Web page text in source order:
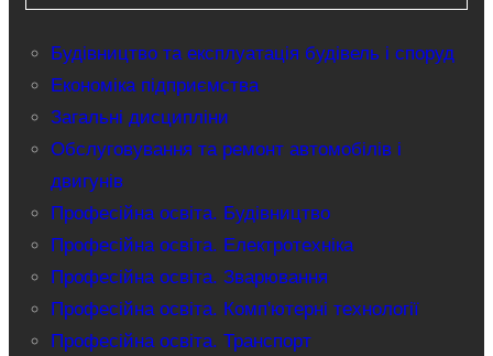
Будівництво та експлуатація будівель і споруд
Економіка підприємства
Загальні дисципліни
Обслуговування та ремонт автомобілів і
двигунів
Професійна освіта. Будівництво
Професійна освіта. Електротехніка
Професійна освіта. Зварювання
Професійна освіта. Комп'ютерні технології
Професійна освіта. Транспорт